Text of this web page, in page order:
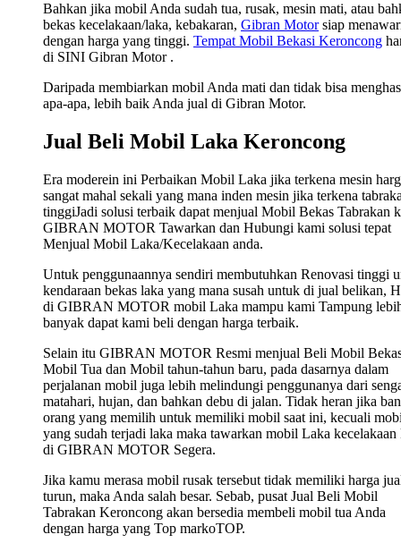
Bahkan jika mobil Anda sudah tua, rusak, mesin mati, atau
bekas kecelakaan/laka, kebakaran, Gibran Motorsiap
dengan harga yang tinggi. Tempat Mobil Bekasi Keroncong
di SINI Gibran Motor .
Daripada membiarkan mobil Anda mati dan tidak bisa
apa-apa, lebih baik Anda jual di Gibran Motor.
Jual Beli Mobil Laka Keroncong
Era moderein ini Perbaikan Mobil Laka jika terkena mesin
sangat mahal sekali yang mana inden mesin jika terkena
tinggiJadi solusi terbaik dapat menjual Mobil Bekas Tabrakan
GIBRAN MOTOR Tawarkan dan Hubungi kami solusi tepat
Menjual Mobil Laka/Kecelakaan anda.
Untuk penggunaannya sendiri membutuhkan Renovasi tinggi
kendaraan bekas laka yang mana susah untuk di jual belikan,
di GIBRAN MOTOR mobil Laka mampu kami Tampung
banyak dapat kami beli dengan harga terbaik.
Selain itu GIBRAN MOTOR Resmi menjual Beli Mobil
Mobil Tua dan Mobil tahun-tahun baru, pada dasarnya dalam
perjalanan mobil juga lebih melindungi penggunanya dari
matahari, hujan, dan bahkan debu di jalan. Tidak heran jika
orang yang memilih untuk memiliki mobil saat ini, kecuali
yang sudah terjadi laka maka tawarkan mobil Laka kecelakaan
di GIBRAN MOTOR Segera.
Jika kamu merasa mobil rusak tersebut tidak memiliki harga
turun, maka Anda salah besar. Sebab, pusat Jual Beli Mobil
Tabrakan Keroncong akan bersedia membeli mobil tua Anda
dengan harga yang Top markoTOP.